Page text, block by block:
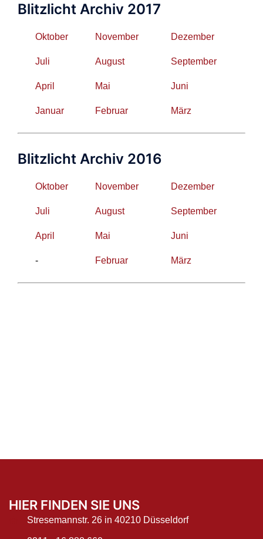
Blitzlicht Archiv 2017
Oktober November Dezember
Juli August September
April Mai Juni
Januar Februar März
Blitzlicht Archiv 2016
Oktober November Dezember
Juli August September
April Mai Juni
- Februar März
HIER FINDEN SIE UNS
Stresemannstr. 26 in 40210 Düsseldorf